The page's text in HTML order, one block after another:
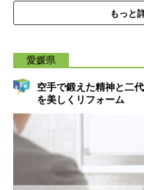
もっと
愛媛県
空手で鍛えた精神と二
を美しくリフォーム